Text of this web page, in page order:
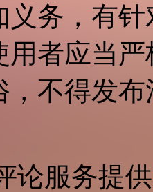
义务，有
用者应当
，不得发
论服务提